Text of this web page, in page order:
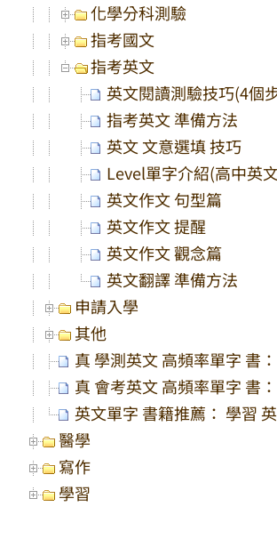
化學分科測驗
指考國文
指考英文
英文閱讀測驗技巧(4個
指考英文 準備方法
英文 文意選填 技巧
Level單字介紹(高中英
英文作文 句型篇
英文作文 提醒
英文作文 觀念篇
英文翻譯 準備方法
申請入學
其他
真 學測英文 高頻率單字 書
真 會考英文 高頻率單字 書
英文單字 書籍推薦： 學習
醫學
寫作
學習